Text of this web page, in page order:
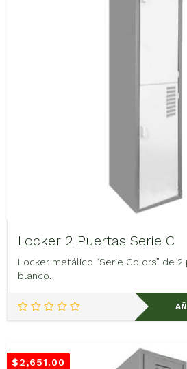
Locker 2 Puertas Serie C
Locker metálico “Serie Colors” de
blanco.
$2,651.00